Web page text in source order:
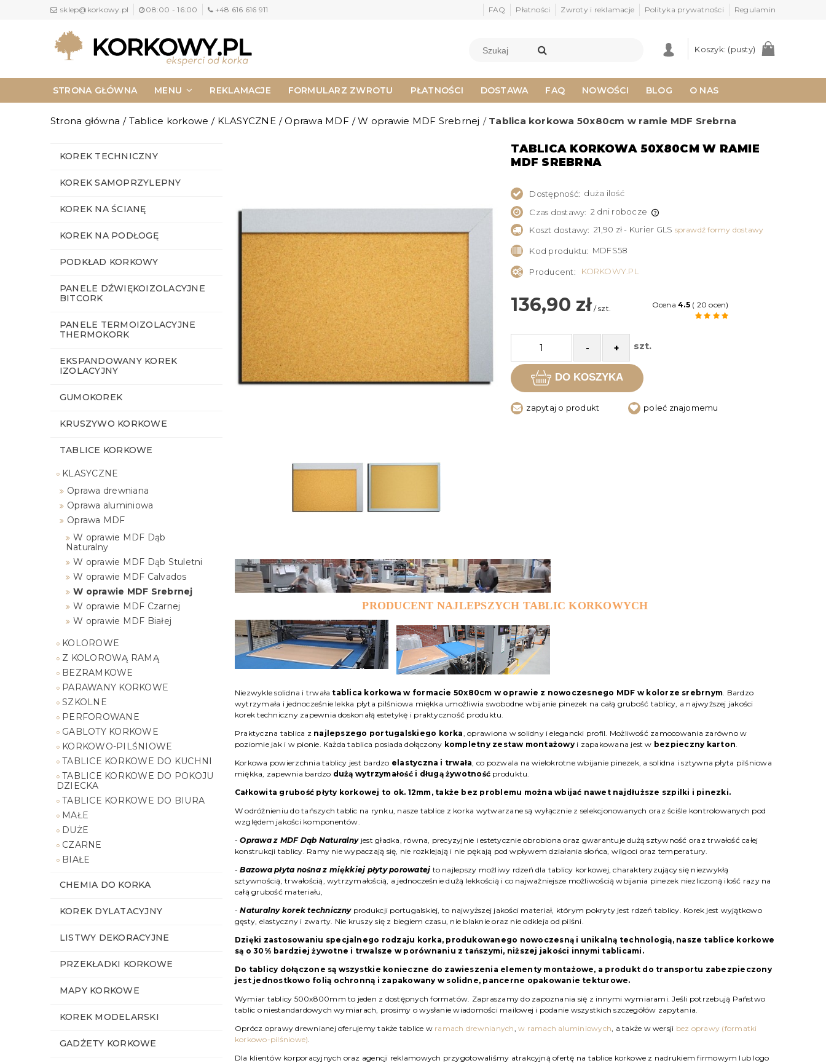
sklep@korkowy.pl 08:00 - 16:00 +48 616 616 911 FAQ Płatności Zwroty i reklamacje Polityka prywatności Regulamin
Koszyk: (pusty)
STRONA GŁÓWNA MENU REKLAMACJE FORMULARZ ZWROTU PŁATNOŚCI DOSTAWA FAQ NOWOŚCI BLOG O NAS
NAPISZ DO NAS KONTAKT
Strona główna / Tablice korkowe / KLASYCZNE / Oprawa MDF / W oprawie MDF Srebrnej / Tablica korkowa 50x80cm w ramie MDF Srebrna
KOREK TECHNICZNY
KOREK SAMOPRZYLEPNY
KOREK NA ŚCIANĘ
KOREK NA PODŁOGĘ
PODKŁAD KORKOWY
PANELE DŹWIĘKOIZOLACYJNE
BITCORK
PANELE TERMOIZOLACYJNE
THERMOKORK
EKSPANDOWANY KOREK
IZOLACYJNY
GUMOKOREK
KRUSZYWO KORKOWE
TABLICE KORKOWE
KLASYCZNE
Oprawa drewniana
Oprawa aluminiowa
Oprawa MDF
W oprawie MDF Dąb
Naturalny
W oprawie MDF Dąb Stuletni
W oprawie MDF Calvados
W oprawie MDF Srebrnej
W oprawie MDF Czarnej
W oprawie MDF Białej
KOLOROWE
Z KOLOROWĄ RAMĄ
BEZRAMKOWE
PARAWANY KORKOWE
SZKOLNE
PERFOROWANE
GABLOTY KORKOWE
KORKOWO-PILŚNIOWE
TABLICE KORKOWE DO KUCHNI
TABLICE KORKOWE DO POKOJU
DZIECKA
TABLICE KORKOWE DO BIURA
MAŁE
DUŻE
CZARNE
BIAŁE
CHEMIA DO KORKA
KOREK DYLATACYJNY
LISTWY DEKORACYJNE
PRZEKŁADKI KORKOWE
MAPY KORKOWE
KOREK MODELARSKI
GADŻETY KORKOWE
TABLICA KORKOWA 50X80CM W RAMIE
MDF SREBRNA
Dostępność: duża ilość
Czas dostawy: 2 dni robocze
Koszt dostawy: 21,90 zł - Kurier GLS sprawdź formy dostawy
Kod produktu: MDFS58
Producent: KORKOWY.PL
136,90 zł / szt. Ocena4.5( 20 ocen)
- + szt.
DO KOSZYKA
zapytaj o produkt poleć znajomemu
PRODUCENT NAJLEPSZYCH TABLIC KORKOWYCH
Niezwykle solidna i trwała tablica korkowa w formacie 50x80cm w oprawie z nowoczesnego MDF w kolorze srebrnym. Bardzo
wytrzymała i jednocześnie lekka płyta pilśniowa miękka umożliwia swobodne wbijanie pinezek na całą grubość tablicy, a najwyższej jakości
korek techniczny zapewnia doskonałą estetykę i praktyczność produktu.
Praktyczna tablica z najlepszego portugalskiego korka, oprawiona w solidny i elegancki profil. Możliwość zamocowania zarówno w
poziomie jak i w pionie. Każda tablica posiada dołączony kompletny zestaw montażowyi zapakowana jest w bezpieczny karton.
Korkowa powierzchnia tablicy jest bardzo elastyczna i trwała, co pozwala na wielokrotne wbijanie pinezek, a solidna i sztywna płyta pilśniowa
miękka, zapewnia bardzo dużą wytrzymałość i długą żywotność produktu.
Całkowita grubość płyty korkowej to ok. 12mm, także bez problemu można wbijać nawet najdłuższe szpilki i pinezki.
W odróżnieniu do tańszych tablic na rynku, nasze tablice z korka wytwarzane są wyłącznie z selekcjonowanych oraz ściśle kontrolowanych pod
względem jakości komponentów.
-Oprawa z MDF Dąb Naturalnyjest gładka, równa, precyzyjnie i estetycznie obrobiona oraz gwarantuje dużą sztywność oraz trwałość całej
konstrukcji tablicy. Ramy nie wypaczają się, nie rozklejają i nie pękają pod wpływem działania słońca, wilgoci oraz temperatury.
-Bazowa płyta nośna z miękkiej płyty porowatej to najlepszy możliwy rdzeń dla tablicy korkowej, charakteryzujący się niezwykłą
sztywnością, trwałością, wytrzymałością, a jednocześnie dużą lekkością i co najważniejsze możliwością wbijania pinezek niezliczoną ilość razy na
całą grubość materiału,
-Naturalny korek technicznyprodukcji portugalskiej, to najwyższej jakości materiał, którym pokryty jest rdzeń tablicy. Korek jest wyjątkowo
gęsty, elastyczny i zwarty. Nie kruszy się z biegiem czasu, nie blaknie oraz nie odkleja od pilśni.
Dzięki zastosowaniu specjalnego rodzaju korka, produkowanego nowoczesną i unikalną technologią, nasze tablice korkowe
są o 30% bardziej żywotne i trwalsze w porównaniu z tańszymi, niższej jakości innymi tablicami.
Do tablicy dołączone są wszystkie konieczne do zawieszenia elementy montażowe, a produkt do transportu zabezpieczony
jest jednostkowo folią ochronną i zapakowany w solidne, pancerne opakowanie tekturowe.
Wymiar tablicy 500x800mm to jeden z dostępnych formatów. Zapraszamy do zapoznania się z innymi wymiarami. Jeśli potrzebują Państwo
tablic o niestandardowych wymiarach, prosimy o wysłanie wiadomości mailowej i podanie wszystkich szczegółów zapytania.
Oprócz oprawy drewnianej oferujemy także tablice w ramach drewnianych,w ramach aluminiowych, a także w wersji bez oprawy (formatki
korkowo-pilśniowe).
Dla klientów korporacyjnych oraz agencji reklamowych przygotowaliśmy atrakcyjną ofertę na tablice korkowe z nadrukiem firmowym lub logo